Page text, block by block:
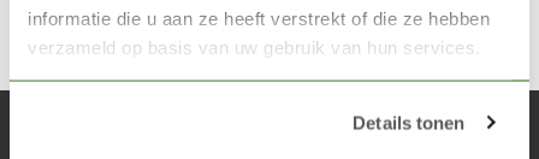
informatie die u aan ze heeft verstrekt of die ze hebben
verzameld op basis van uw gebruik van hun services.
Details tonen